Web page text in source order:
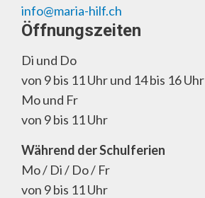
info@maria-hilf.ch
Öffnungszeiten
Di und Do
von 9 bis 11 Uhr und 14 bis 16 Uhr
Mo und Fr
von 9 bis 11 Uhr
Während der Schulferien
Mo / Di / Do / Fr
von 9 bis 11 Uhr